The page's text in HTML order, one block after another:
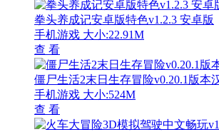
拳头养成记安卓版特色v1.2.3 安卓版
手机游戏 大小:22.91M
查 看
僵尸生活2末日生存冒险v0.20.1版本
手机游戏 大小:524M
查 看